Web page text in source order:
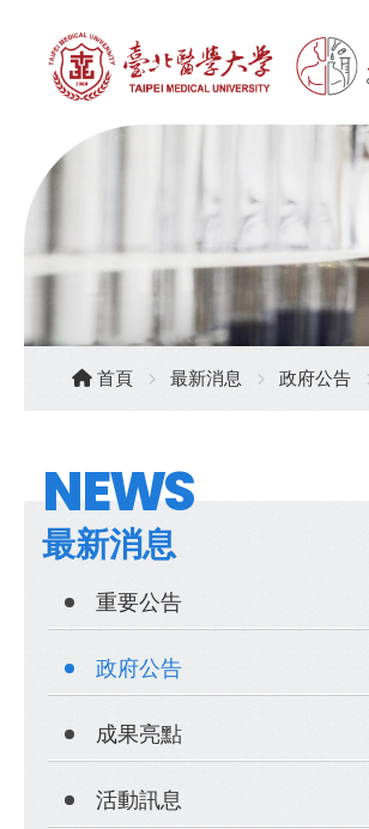
首頁 最新消息 政府公告
NEWS
最新消息
重要公告
政府公告
成果亮點
活動訊息